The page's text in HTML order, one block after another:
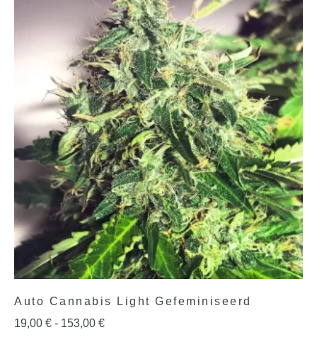
Auto Cannabis Light Gefeminiseerd
19,00 € - 153,00 €